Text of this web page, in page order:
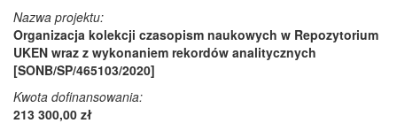
Nazwa projektu:
Organizacja kolekcji czasopism naukowych w Repozytorium
UKEN wraz z wykonaniem rekordów analitycznych
[SONB/SP/465103/2020]
Kwota dofinansowania:
213 300,00 zł